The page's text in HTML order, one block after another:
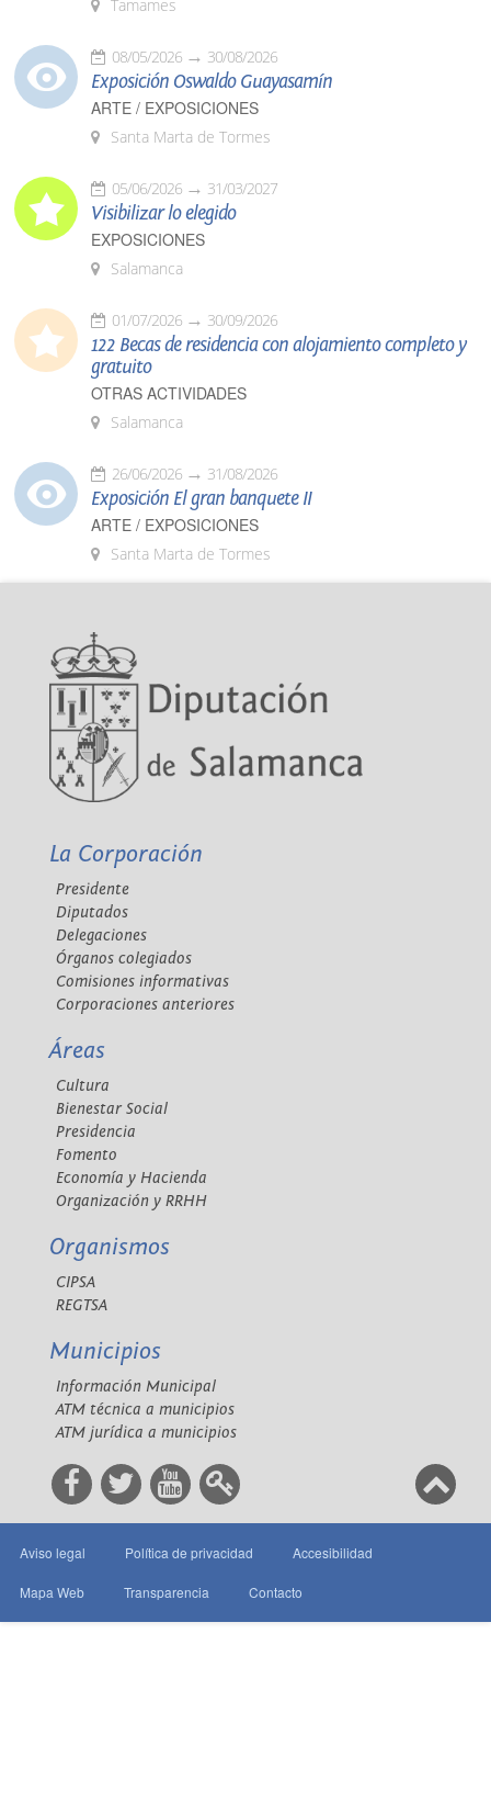
Tamames
08/05/2026 30/08/2026
Exposición Oswaldo Guayasamín
ARTE / EXPOSICIONES
Santa Marta de Tormes
05/06/2026 31/03/2027
Visibilizar lo elegido
EXPOSICIONES
Salamanca
01/07/2026 30/09/2026
122 Becas de residencia con alojamiento completo y
gratuito
OTRAS ACTIVIDADES
Salamanca
26/06/2026 31/08/2026
Exposición El gran banquete II
ARTE / EXPOSICIONES
Santa Marta de Tormes
La Corporación
Presidente
Diputados
Delegaciones
Órganos colegiados
Comisiones informativas
Corporaciones anteriores
Áreas
Cultura
Bienestar Social
Presidencia
Fomento
Economía y Hacienda
Organización y RRHH
Organismos
CIPSA
REGTSA
Municipios
Información Municipal
ATM técnica a municipios
ATM jurídica a municipios
Aviso legal Política de privacidad Accesibilidad
Mapa Web Transparencia Contacto